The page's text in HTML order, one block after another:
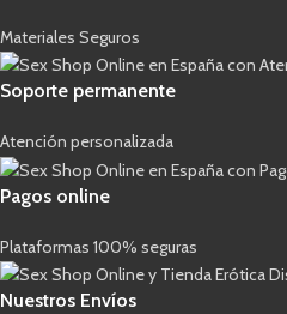
Materiales Seguros
Soporte permanente
Atención personalizada
Pagos online
Plataformas 100% seguras
Nuestros Envíos